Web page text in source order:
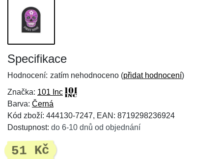
Specifikace
Hodnocení: zatím nehodnoceno (přidat hodnocení)
Značka: 101 Inc
Barva: Černá
Kód zboží: 444130-7247, EAN: 8719298236924
Dostupnost: do 6-10 dnů od objednání
51 Kč